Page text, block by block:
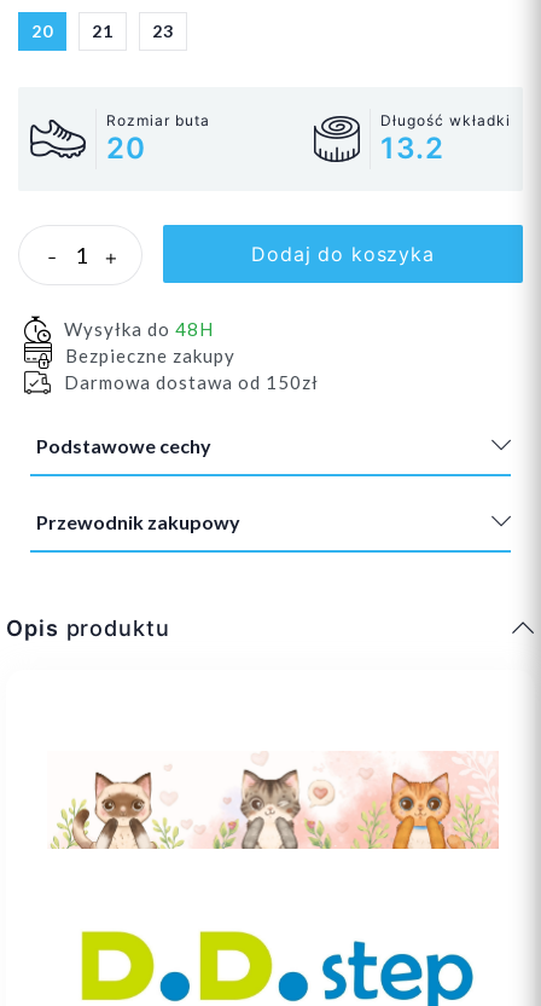
20 21 23
Rozmiar buta
20
Długość wkładki
13.2
- + Dodaj do koszyka
Wysyłka do 48H
Bezpieczne zakupy
Darmowa dostawa od 150zł
Podstawowe cechy
Przewodnik zakupowy
Opis produktu